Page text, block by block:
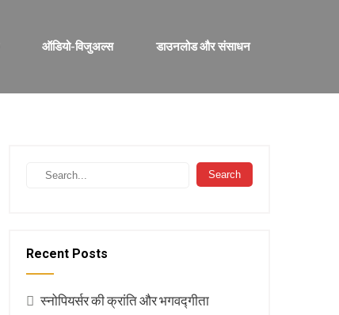
ऑडियो-विजुअल्स डाउनलोड और संसाधन
Recent Posts
स्नोपियर्सर की क्रांति और भगवद्गीता